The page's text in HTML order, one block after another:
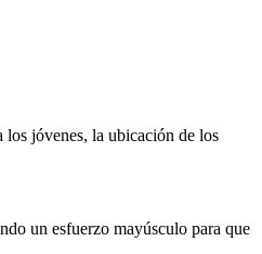
los jóvenes, la ubicación de los
un esfuerzo mayúsculo para que